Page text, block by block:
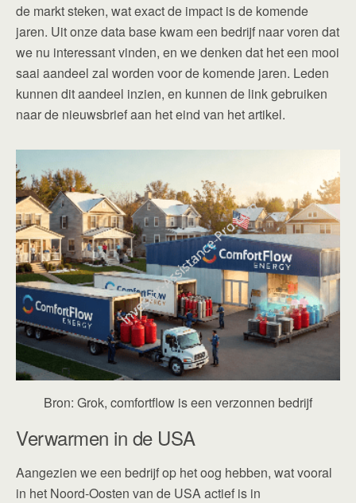
de markt steken, wat exact de impact is de komende
jaren. Uit onze data base kwam een bedrijf naar voren dat
we nu interessant vinden, en we denken dat het een mooi
saai aandeel zal worden voor de komende jaren. Leden
kunnen dit aandeel inzien, en kunnen de link gebruiken
naar de nieuwsbrief aan het eind van het artikel.
Bron: Grok, comfortflow is een verzonnen bedrijf
Verwarmen in de USA
Aangezien we een bedrijf op het oog hebben, wat vooral
in het Noord-Oosten van de USA actief is in